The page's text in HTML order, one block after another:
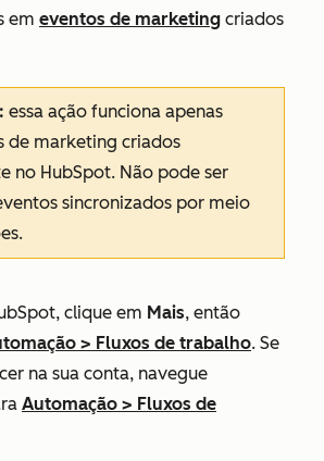
em eventos de marketing criados
essa ação funciona apenas
de marketing criados
no HubSpot. Não pode ser
sincronizados por meio
clique em Mais, então
> Fluxos de trabalho. Se
na sua conta, navegue
Automação > Fluxos de